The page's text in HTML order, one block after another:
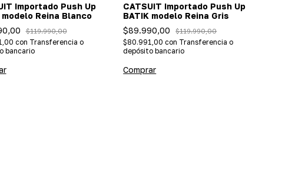
Importado Push Up
modelo Reina Blanco
$119.990,00
con Transferencia o
bancario
CATSUIT Importado Push Up
BATIK modelo Reina Gris
$89.990,00
$119.990,00
$80.991,00con Transferencia o
depósito bancario
Comprar